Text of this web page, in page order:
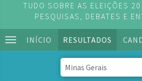
TUDO SOBRE AS ELEIÇÕES
PESQUISAS, DEBATES E
INÍCIO RESULTADOS